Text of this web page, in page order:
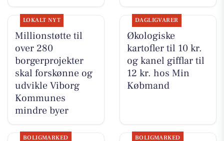
LOKALT NYT
Millionstøtte til
over 280
borgerprojekter
skal forskønne og
udvikle Viborg
Kommunes
mindre byer
DAGLIGVARER
Økologiske
kartofler til 10 kr.
og kanel gifflar til
12 kr. hos Min
Købmand
BOLIGMARKED BOLIGMARKED